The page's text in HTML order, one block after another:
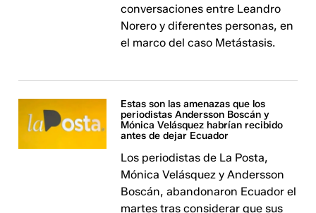
conversaciones entre Leandro
Norero y diferentes personas, en
el marco del caso Metástasis.
Estas son las amenazas que los
periodistas Andersson Boscán y
Mónica Velásquez habrían recibido
antes de dejar Ecuador
Los periodistas de La Posta,
Mónica Velásquez y Andersson
Boscán, abandonaron Ecuador el
martes tras considerar que sus